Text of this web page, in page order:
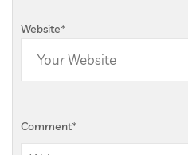
Website*
Comment*